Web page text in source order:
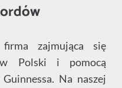
zajmująca się
Polski i pomocą
Na naszej